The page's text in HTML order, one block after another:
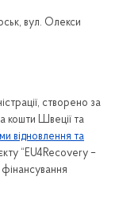
вул. Олекси
створено за
кошти Швеції та
відновлення та
“EU4Recovery –